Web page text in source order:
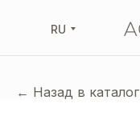
RU
← Назад в каталог